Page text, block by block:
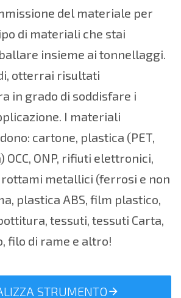
del materiale per
di materiali che stai
insieme ai tonnellaggi.
otterrai risultati
in grado di soddisfare i
I materiali
cartone, plastica (PET,
OCC, ONP, rifiuti elettronici,
metallici (ferrosi e non
plastica ABS, film plastico,
tessuti, tessuti Carta,
filo di rame e altro!
STRUMENTO